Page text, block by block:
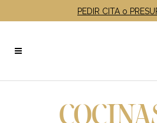
PEDIR CITA o